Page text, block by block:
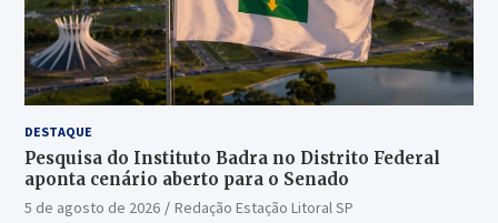
DESTAQUE
Pesquisa do Instituto Badra no Distrito Federal
aponta cenário aberto para o Senado
5 de agosto de 2026 Redação Estação Litoral SP